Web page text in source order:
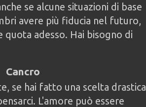
se alcune situazioni di base
avere più fiducia nel futuro,
adesso. Hai bisogno di
Cancro
se hai fatto una scelta drastica
L'amore può essere